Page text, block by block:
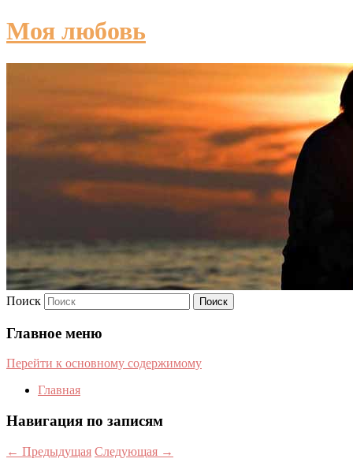
Моя любовь
Поиск
Главное меню
Перейти к основному содержимому
Главная
Навигация по записям
← Предыдущая Следующая →